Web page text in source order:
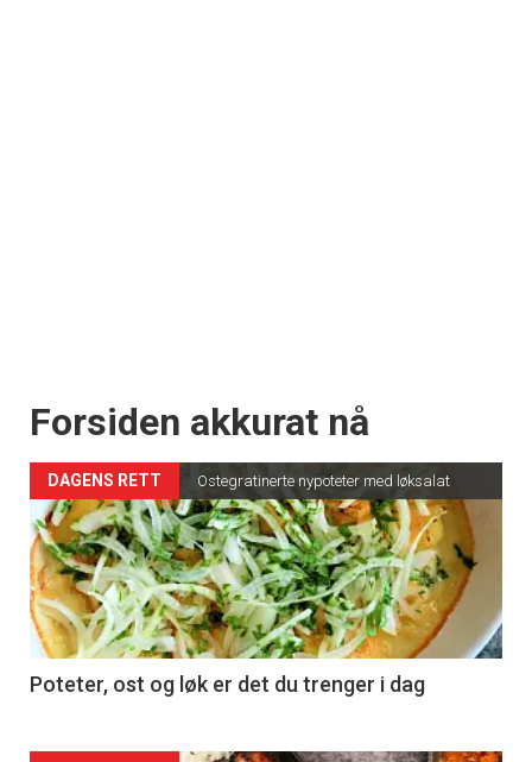
Forsiden akkurat nå
DAGENS RETT Ostegratinerte nypoteter med løksalat
Poteter, ost og løk er det du trenger i dag